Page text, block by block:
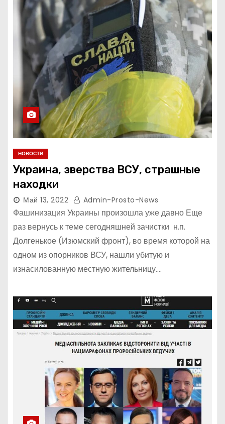
НОВОСТИ
Украина, зверства ВСУ, страшные
находки
Май 13, 2022 Admin-Prosto-News
Фашинизация Украины произошла уже давно Еще
раз вернусь к теме сегодняшней зачистки н.п.
Долгенькое (Изюмский фронт), во время которой на
одном из опорников ВСУ, нашли убитую и
изнасилованную местную жительницу.…